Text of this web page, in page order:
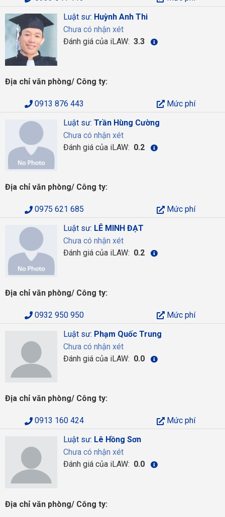
Luật sư: Huỳnh Anh Thi
Chưa có nhận xét
Đánh giá của iLAW: 3.3
Địa chỉ văn phòng/ Công ty:
0913 876 443
Mức phí
Luật sư: Trần Hùng Cường
Chưa có nhận xét
Đánh giá của iLAW: 0.2
Địa chỉ văn phòng/ Công ty:
0975 621 685
Mức phí
Luật sư: LÊ MINH ĐẠT
Chưa có nhận xét
Đánh giá của iLAW: 0.2
Địa chỉ văn phòng/ Công ty:
0932 950 950
Mức phí
Luật sư: Phạm Quốc Trung
Chưa có nhận xét
Đánh giá của iLAW: 0.0
Địa chỉ văn phòng/ Công ty:
0913 160 424
Mức phí
Luật sư: Lê Hồng Sơn
Chưa có nhận xét
Đánh giá của iLAW: 0.0
Địa chỉ văn phòng/ Công ty: